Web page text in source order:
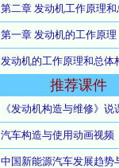
第二章 发动机工作原理和
第一章 发动机的工作原理
发动机的工作原理和总体
推荐课件
《发动机构造与维修》说
汽车构造与使用动画视频
中国新能源汽车发展趋势